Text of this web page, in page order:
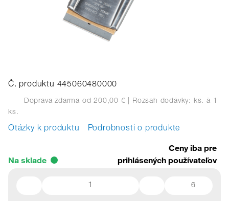
Č. produktu 445060480000
Doprava zdarma od 200,00 € | Rozsah dodávky: ks. à 1
ks.
Otázky k produktu Podrobnosti o produkte
Na sklade
Ceny iba pre
prihlásených používateľov
6